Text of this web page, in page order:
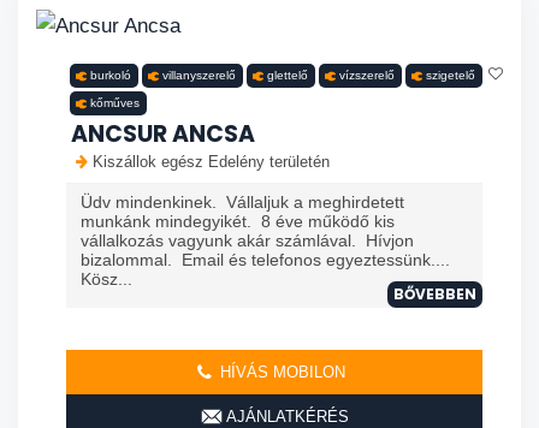
burkoló villanyszerelő glettelő vízszerelő szigetelő
kőműves
ANCSUR ANCSA
Kiszállok egész Edelény területén
Üdv mindenkinek. Vállaljuk a meghirdetett
munkánk mindegyikét. 8 éve működő kis
vállalkozás vagyunk akár számlával. Hívjon
bizalommal. Email és telefonos egyeztessünk....
Kösz...
BŐVEBBEN
HÍVÁS MOBILON
AJÁNLATKÉRÉS